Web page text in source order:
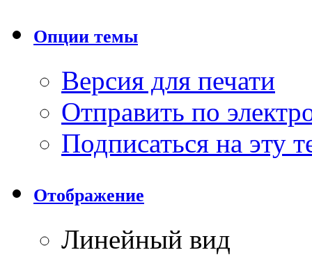
Опции темы
Версия для печати
Отправить по
Подписаться на эту
Отображение
Линейный вид